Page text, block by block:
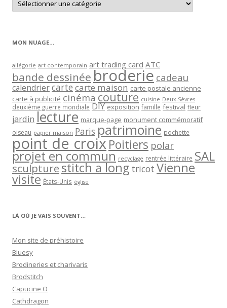
les
articles
MON NUAGE…
allégorie art contemporain art trading card ATC
bande dessinée broderie cadeau
calendriercartecarte maison carte postale ancienne
carte à publicité cinéma couture cuisine Deux-Sèvres
deuxième guerre mondiale DIY exposition famille festival fleur
jardin lecture marque-page monument commémoratif
oiseau papier maison Paris patrimoine pochette
point de croixPoitiers polar
projet en commun recyclage rentrée littéraire SAL
sculpturestitch a long tricot Vienne
visite États-Unis église
LÀ OÙ JE VAIS SOUVENT…
Mon site de préhistoire
Bluesy
Brodineries et charivaris
Brodstitch
Capucine O
Cathdragon